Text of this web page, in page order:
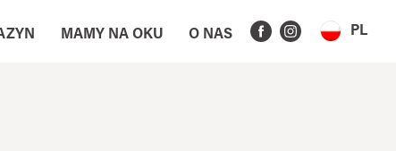
MAMY NA OKU O NAS PL